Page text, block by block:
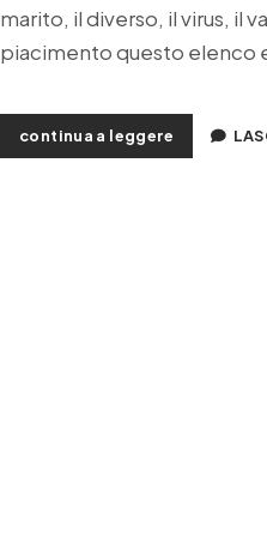
marito, il diverso, il virus, il
piacimento questo
continua a leggerele
utopie